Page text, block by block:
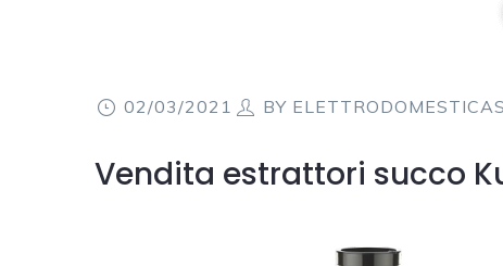
02/03/2021 BY
Vendita estrattori succo